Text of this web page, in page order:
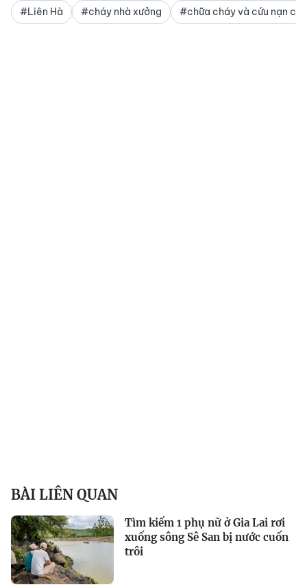
#Liên Hà #cháy nhà xưởng #chữa cháy và cứu nạn
BÀI LIÊN QUAN
Tìm kiếm 1 phụ nữ ở Gia Lai rơi
xuống sông Sê San bị nước cuốn
trôi